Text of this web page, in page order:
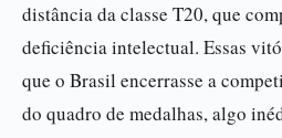
distância da classe T20, que
deficiência intelectual. Essas
que o Brasil encerrasse a
do quadro de medalhas, algo